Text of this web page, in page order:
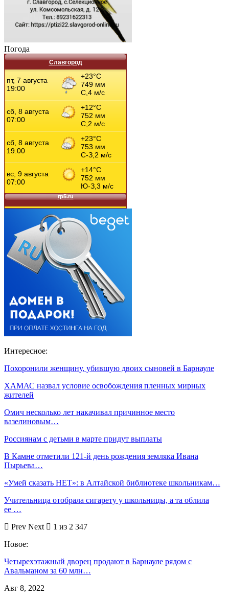
Погода
Славгород
Интересное:
Похоронили женщину, убившую двоих сыновей в Барнауле
ХАМАС назвал условие освобождения пленных мирных
жителей
Омич несколько лет накачивал причинное место
вазелиновым…
Россиянам с детьми в марте придут выплаты
В Камне отметили 121-й день рождения земляка Ивана
Пырьева…
«Умей сказать НЕТ»: в Алтайской библиотеке школьникам…
Учительница отобрала сигарету у школьницы, а та облила
ее …
Prev Next
1 из 2 347
Новое:
Четырехэтажный дворец продают в Барнауле рядом с
Авальманом за 60 млн…
Авг 8, 2022